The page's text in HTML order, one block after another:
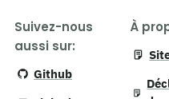
Suivez-nous
aussi sur:
Github
À